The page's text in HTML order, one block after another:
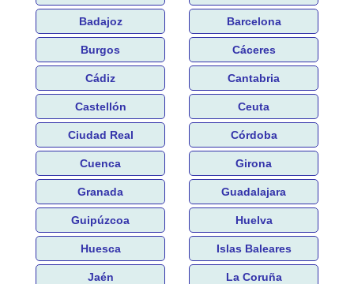
Badajoz Barcelona
Burgos Cáceres
Cádiz Cantabria
Castellón Ceuta
Ciudad Real Córdoba
Cuenca Girona
Granada Guadalajara
Guipúzcoa Huelva
Huesca Islas Baleares
Jaén La Coruña